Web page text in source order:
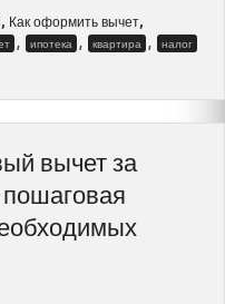
, Как оформить вычет,
, ипотека , квартира , налог
вычет за